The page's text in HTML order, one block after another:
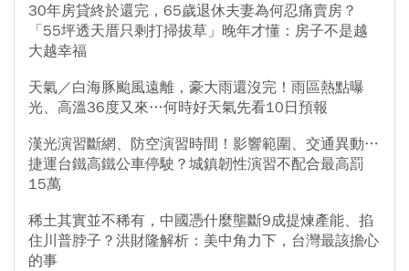
30年房貸終於還完，65歲退休夫妻為何忍痛賣房？
「55坪透天厝只剩打掃拔草」晚年才懂：房子不是越
大越幸福
天氣／白海豚颱風遠離，豪大雨還沒完！雨區熱點曝
光、高溫36度又來…何時好天氣先看10日預報
漢光演習斷網、防空演習時間！影響範圍、交通異動…
捷運台鐵高鐵公車停駛？城鎮韌性演習不配合最高罰
15萬
稀土其實並不稀有，中國憑什麼壟斷9成提煉產能、掐
住川普脖子？洪財隆解析：美中角力下，台灣最該擔心
的事